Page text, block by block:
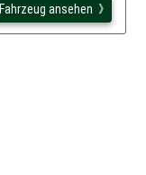
Fahrzeug ansehen